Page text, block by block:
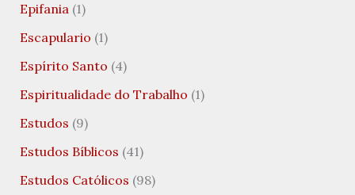
Epifania(1)
Escapulario (1)
Espírito Santo (4)
Espiritualidade do Trabalho (1)
Estudos (9)
Estudos Bíblicos (41)
Estudos Católicos (98)